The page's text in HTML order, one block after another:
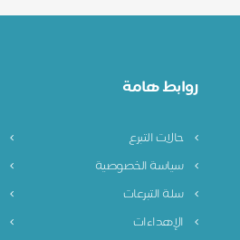
روابط هامة
حالات التبرع
سياسة الخصوصية
سلة التبرعات
الإهداءات